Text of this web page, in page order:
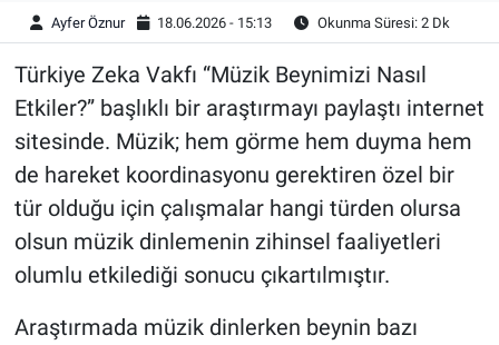
Ayfer Öznur 18.06.2026 - 15:13 Okunma Süresi: 2 Dk
Türkiye Zeka Vakfı “Müzik Beynimizi Nasıl
Etkiler?” başlıklı bir araştırmayı paylaştı internet
sitesinde. Müzik; hem görme hem duyma hem
de hareket koordinasyonu gerektiren özel bir
tür olduğu için çalışmalar hangi türden olursa
olsun müzik dinlemenin zihinsel faaliyetleri
olumlu etkilediği sonucu çıkartılmıştır.
Araştırmada müzik dinlerken beynin bazı